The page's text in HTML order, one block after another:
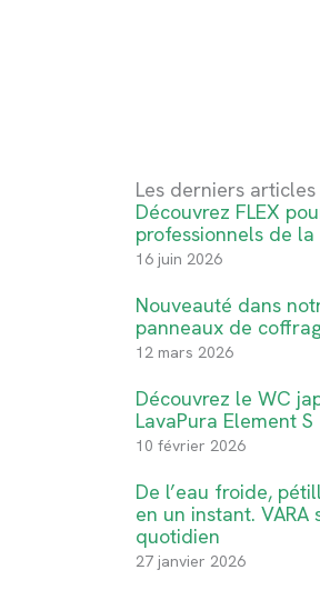
Les derniers articles
Découvrez FLEX
professionnels de
16 juin 2026
Nouveauté dans
panneaux de
12 mars 2026
Découvrez le WC
LavaPura Element S
10 février 2026
De l’eau froide,
en un instant. VARA
quotidien
27 janvier 2026